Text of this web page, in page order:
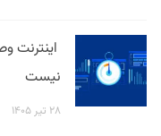
اینترنت
نیست
۲۸ تیر ۱۴۰۵